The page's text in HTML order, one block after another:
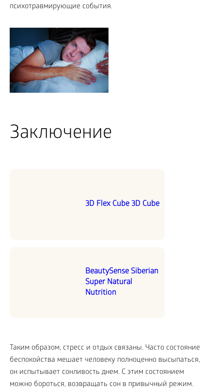
психотравмирующие события.
Заключение
3D Flex Cube 3D Cube
BeautySense Siberian
Super Natural
Nutrition
Таким образом, стресс и отдых связаны. Часто состояние
беспокойства мешает человеку полноценно высыпаться,
он испытывает сонливость днем. С этим состоянием
можно бороться, возвращать сон в привычный режим.